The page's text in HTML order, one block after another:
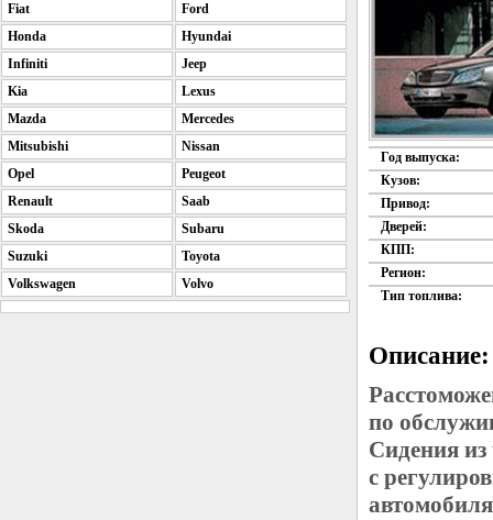
Год выпуска:
Кузов:
Привод:
Дверей:
КПП:
Регион:
Тип топлива:
Описание:
по
Сидения
с
Fiat
Ford
Honda
Hyundai
Infiniti
Jeep
Kia
Lexus
Mazda
Mercedes
Mitsubishi
Nissan
Opel
Peugeot
Renault
Saab
Skoda
Subaru
Suzuki
Toyota
Volkswagen
Volvo